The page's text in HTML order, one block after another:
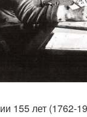
155 лет (1762-